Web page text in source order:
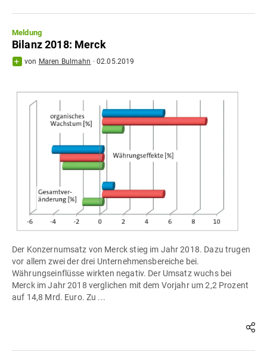
Meldung
Bilanz 2018: Merck
von Maren Bulmahn ·02.05.2019
Der Konzernumsatz von Merck stieg im Jahr 2018. Dazu trugen
vor allem zwei der drei Unternehmensbereiche bei.
Währungseinflüsse wirkten negativ. Der Umsatz wuchs bei
Merck im Jahr 2018 verglichen mit dem Vorjahr um 2,2 Prozent
auf 14,8 Mrd. Euro. Zu ...